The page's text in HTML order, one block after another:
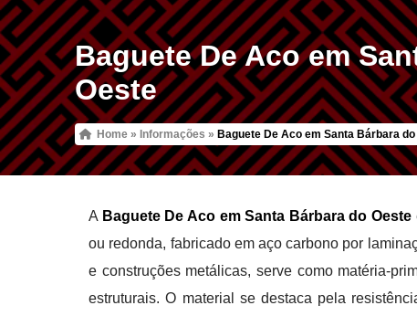
Baguete De Aco em
Oeste
Home »Informações »Baguete De Aco em Santa Bárbara
A Baguete De Aco em Santa Bárbara do Oeste
ou redonda, fabricado em aço carbono por
e construções metálicas, serve como matéria-
estruturais. O material se destaca pela